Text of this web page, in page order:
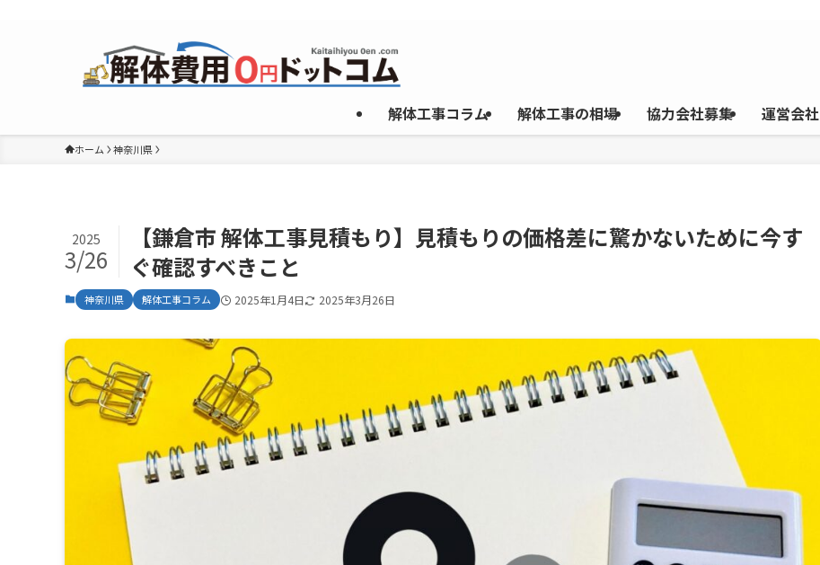
解体工事コラム 解体工事の相場 協力会社募集 運営会社
ホーム 神奈川県
【鎌倉市 解体工事見積もり】見積もりの価格差に驚かないために今す
ぐ確認すべきこと
2025
3/26
神奈川県 解体工事コラム 2025年1月4日 2025年3月26日